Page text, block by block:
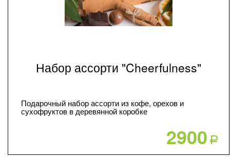
Набор ассорти "Cheerfulness"
Подарочный набор ассорти из кофе, орехов и
сухофруктов в деревянной коробке
2900Р